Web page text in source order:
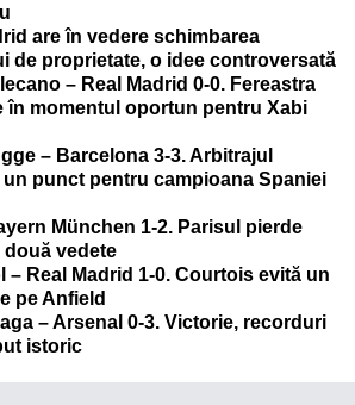
are în vedere schimbarea
de proprietate, o idee controversată
– Real Madrid 0-0. Fereastra
în momentul oportun pentru Xabi
– Barcelona 3-3. Arbitrajul
un punct pentru campioana Spaniei
München 1-2. Parisul pierde
două vedete
– Real Madrid 1-0. Courtois evită un
pe Anfield
– Arsenal 0-3. Victorie, recorduri
istoric